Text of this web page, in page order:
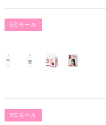
ECモール
ECモール